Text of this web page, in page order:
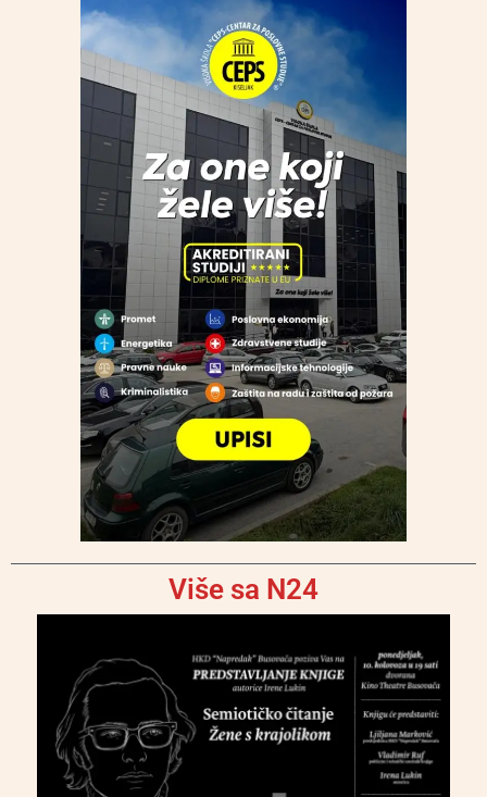
Više sa N24